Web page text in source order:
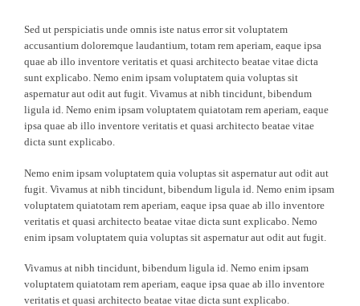
Sed ut perspiciatis unde omnis iste natus error sit voluptatem
accusantium doloremque laudantium, totam rem aperiam, eaque ipsa
quae ab illo inventore veritatis et quasi architecto beatae vitae dicta
sunt explicabo. Nemo enim ipsam voluptatem quia voluptas sit
aspernatur aut odit aut fugit. Vivamus at nibh tincidunt, bibendum
ligula id. Nemo enim ipsam voluptatem quiatotam rem aperiam, eaque
ipsa quae ab illo inventore veritatis et quasi architecto beatae vitae
dicta sunt explicabo.
Nemo enim ipsam voluptatem quia voluptas sit aspernatur aut odit aut
fugit. Vivamus at nibh tincidunt, bibendum ligula id. Nemo enim ipsam
voluptatem quiatotam rem aperiam, eaque ipsa quae ab illo inventore
veritatis et quasi architecto beatae vitae dicta sunt explicabo. Nemo
enim ipsam voluptatem quia voluptas sit aspernatur aut odit aut fugit.
Vivamus at nibh tincidunt, bibendum ligula id. Nemo enim ipsam
voluptatem quiatotam rem aperiam, eaque ipsa quae ab illo inventore
veritatis et quasi architecto beatae vitae dicta sunt explicabo.